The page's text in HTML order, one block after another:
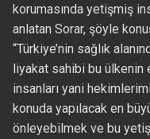
korumasında yetişmiş
anlatan Sorar, şöyle
“Türkiye’nin sağlık
liyakat sahibi bu ülkenin
insanları yani
konuda yapılacak en
önleyebilmek ve bu